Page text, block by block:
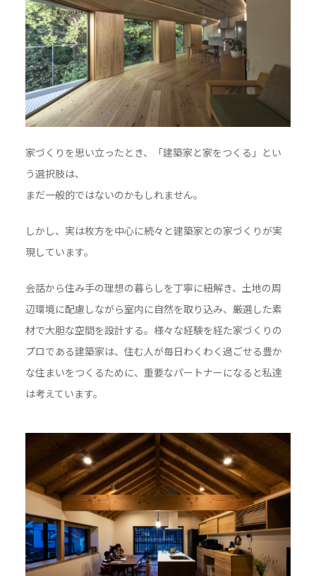
家づくりを思い立ったとき、「建築家と家をつくる」とい
う選択肢は、
まだ一般的ではないのかもしれません。
しかし、実は枚方を中心に続々と建築家との家づくりが実
現しています。
会話から住み手の理想の暮らしを丁寧に紐解き、土地の周
辺環境に配慮しながら室内に自然を取り込み、厳選した素
材で大胆な空間を設計する。様々な経験を経た家づくりの
プロである建築家は、住む人が毎日わくわく過ごせる豊か
な住まいをつくるために、重要なパートナーになると私達
は考えています。